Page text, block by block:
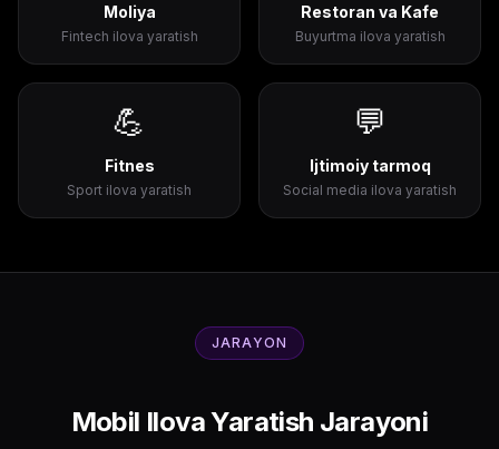
Moliya
Fintech ilova yaratish
Restoran va Kafe
Buyurtma ilova yaratish
💪
Fitnes
Sport ilova yaratish
💬
Ijtimoiy tarmoq
Social media ilova yaratish
JARAYON
Mobil Ilova Yaratish Jarayoni